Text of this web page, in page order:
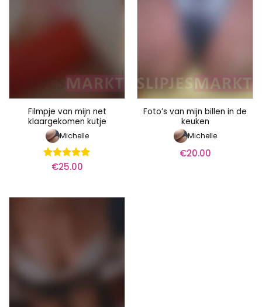
Filmpje van mijn net
klaargekomen kutje
Michelle
Waardering
€25.00
Foto’s van mijn billen in de
keuken
Michelle
€20.00